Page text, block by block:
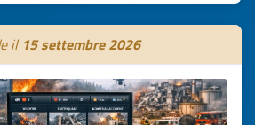
il 15 settembre 2026